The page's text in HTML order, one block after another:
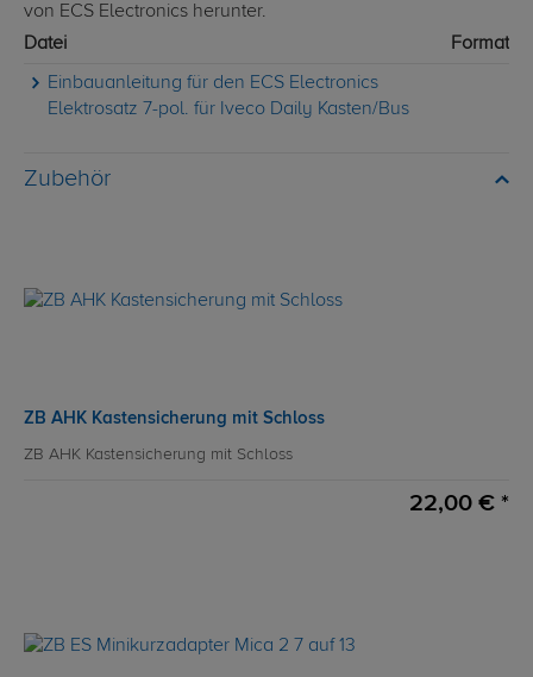
von ECS Electronics herunter.
Datei
Format
Einbauanleitung für den ECS Electronics
Elektrosatz 7-pol. für Iveco Daily Kasten/Bus
Zubehör
ZB AHK Kastensicherung mit Schloss
ZB AHK Kastensicherung mit Schloss
22,00 € *